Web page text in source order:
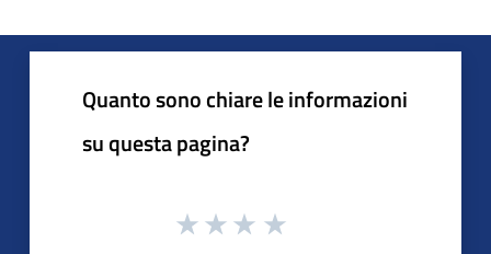
Quanto sono chiare le informazioni
su questa pagina?